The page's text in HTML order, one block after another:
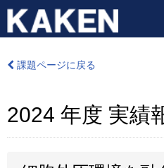
課題ページに戻る
2024 年度 実績